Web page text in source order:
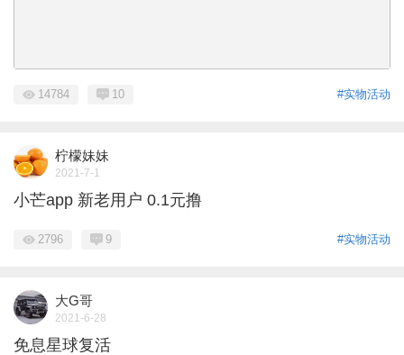
#实物活动
14784 10
柠檬妹妹
2021-7-1
小芒app 新老用户 0.1元撸
#实物活动
2796 9
大G哥
2021-6-28
免息星球复活